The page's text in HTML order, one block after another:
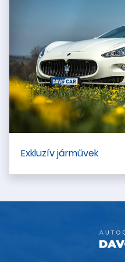
Exkluzív járművek